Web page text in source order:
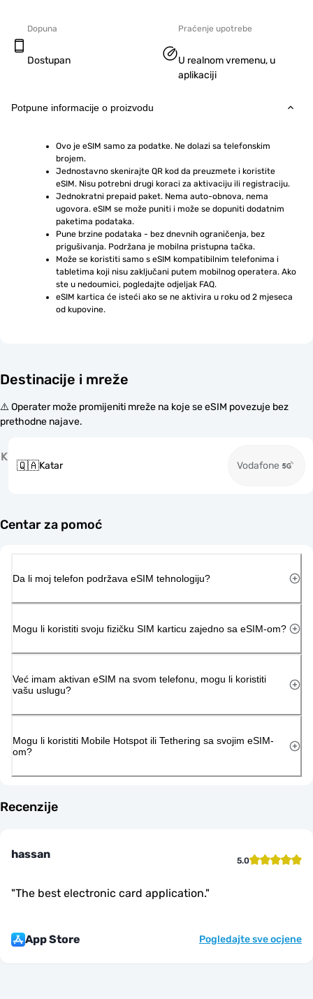
Dopuna
Dostupan
Praćenje upotrebe
U realnom vremenu, u
aplikaciji
Potpune informacije o proizvodu
Ovo je eSIM samo za podatke. Ne dolazi sa telefonskim
brojem.
Jednostavno skenirajte QR kod da preuzmete i koristite
eSIM. Nisu potrebni drugi koraci za aktivaciju ili registraciju.
Jednokratni prepaid paket. Nema auto-obnova, nema
ugovora. eSIM se može puniti i može se dopuniti dodatnim
paketima podataka.
Pune brzine podataka - bez dnevnih ograničenja, bez
prigušivanja. Podržana je mobilna pristupna tačka.
Može se koristiti samo s eSIM kompatibilnim telefonima i
tabletima koji nisu zaključani putem mobilnog operatera. Ako
ste u nedoumici, pogledajte odjeljak FAQ.
eSIM kartica će isteći ako se ne aktivira u roku od 2 mjeseca
od kupovine.
Destinacije i mreže
⚠️ Operater može promijeniti mreže na koje se eSIM povezuje bez
prethodne najave.
K
🇶🇦Katar Vodafone
Centar za pomoć
Da li moj telefon podržava eSIM tehnologiju?
Mogu li koristiti svoju fizičku SIM karticu zajedno sa eSIM-om?
Već imam aktivan eSIM na svom telefonu, mogu li koristiti
vašu uslugu?
Mogu li koristiti Mobile Hotspot ili Tethering sa svojim eSIM-
om?
Recenzije
hassan 5.0
"The best electronic card application."
App Store Pogledajte sve ocjene